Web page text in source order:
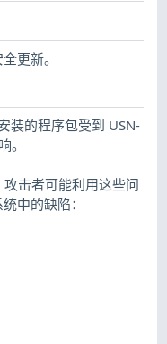
更新。
装的程序包受到 USN-
。
击者可能利用这些问
中的缺陷：